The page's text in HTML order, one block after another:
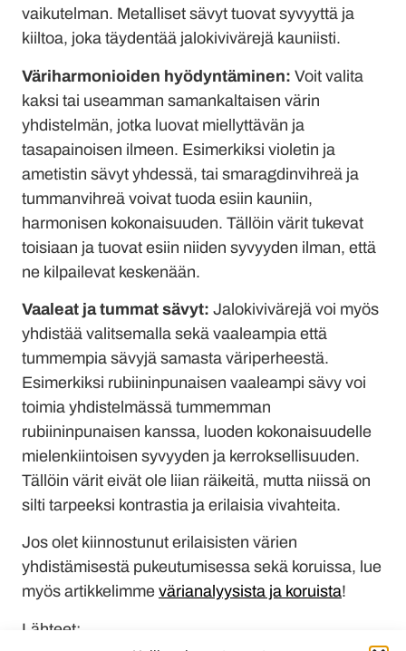
vaikutelman. Metalliset sävyt tuovat syvyyttä ja
kiiltoa, joka täydentää jalokivivärejä kauniisti.
Väriharmonioiden hyödyntäminen: Voit valita
kaksi tai useamman samankaltaisen värin
yhdistelmän, jotka luovat miellyttävän ja
tasapainoisen ilmeen. Esimerkiksi violetin ja
ametistin sävyt yhdessä, tai smaragdinvihreä ja
tummanvihreä voivat tuoda esiin kauniin,
harmonisen kokonaisuuden. Tällöin värit tukevat
toisiaan ja tuovat esiin niiden syvyyden ilman, että
ne kilpailevat keskenään.
Vaaleat ja tummat sävyt: Jalokivivärejä voi myös
yhdistää valitsemalla sekä vaaleampia että
tummempia sävyjä samasta väriperheestä.
Esimerkiksi rubiininpunaisen vaaleampi sävy voi
toimia yhdistelmässä tummemman
rubiininpunaisen kanssa, luoden kokonaisuudelle
mielenkiintoisen syvyyden ja kerroksellisuuden.
Tällöin värit eivät ole liian räikeitä, mutta niissä on
silti tarpeeksi kontrastia ja erilaisia vivahteita.
Jos olet kiinnostunut erilaisisten värien
yhdistämisestä pukeutumisessa sekä koruissa, lue
myös artikkelimme värianalyysista ja koruista!
Lähteet: